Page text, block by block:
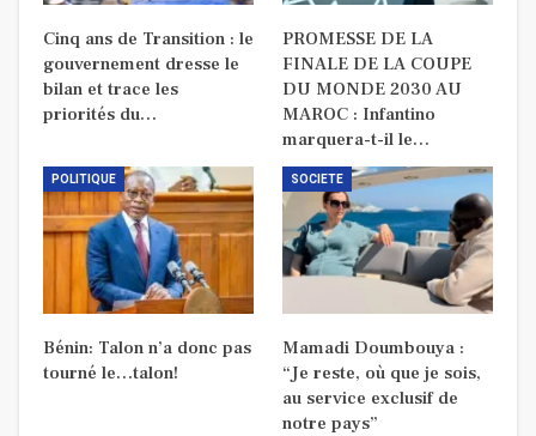
Cinq ans de Transition : le
gouvernement dresse le
bilan et trace les
priorités du…
PROMESSE DE LA
FINALE DE LA COUPE
DU MONDE 2030 AU
MAROC : Infantino
marquera-t-il le…
POLITIQUE
Bénin: Talon n’a donc pas
tourné le…talon!
SOCIETE
Mamadi Doumbouya :
“Je reste, où que je sois,
au service exclusif de
notre pays”